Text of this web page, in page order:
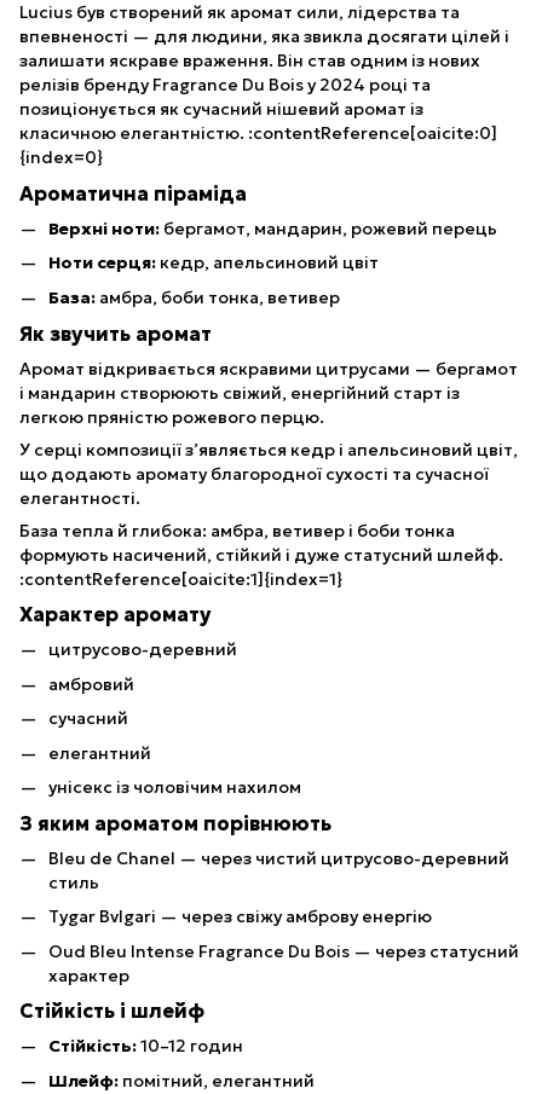
Lucius був створений як аромат сили, лідерства та
впевненості — для людини, яка звикла досягати цілей і
залишати яскраве враження. Він став одним із нових
релізів бренду Fragrance Du Bois у 2024 році та
позиціонується як сучасний нішевий аромат із
класичною елегантністю. :contentReference[oaicite:0]
{index=0}
Ароматична піраміда
Верхні ноти: бергамот, мандарин, рожевий перець
Ноти серця: кедр, апельсиновий цвіт
База: амбра, боби тонка, ветивер
Як звучить аромат
Аромат відкривається яскравими цитрусами — бергамот
і мандарин створюють свіжий, енергійний старт із
легкою пряністю рожевого перцю.
У серці композиції з’являється кедр і апельсиновий цвіт,
що додають аромату благородної сухості та сучасної
елегантності.
База тепла й глибока: амбра, ветивер і боби тонка
формують насичений, стійкий і дуже статусний шлейф.
:contentReference[oaicite:1]{index=1}
Характер аромату
цитрусово-деревний
амбровий
сучасний
елегантний
унісекс із чоловічим нахилом
З яким ароматом порівнюють
Bleu de Chanel — через чистий цитрусово-деревний
стиль
Tygar Bvlgari — через свіжу амброву енергію
Oud Bleu Intense Fragrance Du Bois — через статусний
характер
Стійкість і шлейф
Стійкість:10–12 годин
Шлейф: помітний, елегантний